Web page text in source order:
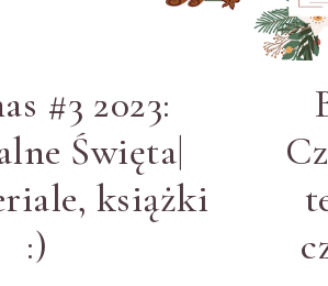
#3 2023:
Święta|
książki
:)